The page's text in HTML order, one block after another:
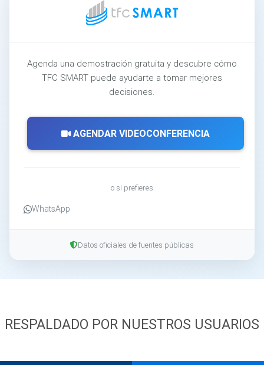
Agenda una demostración gratuita y descubre cómo
TFC SMART puede ayudarte a tomar mejores
decisiones.
AGENDAR VIDEOCONFERENCIA
o si prefieres
WhatsApp
Datos oficiales de fuentes públicas
RESPALDADO POR NUESTROS USUARIOS